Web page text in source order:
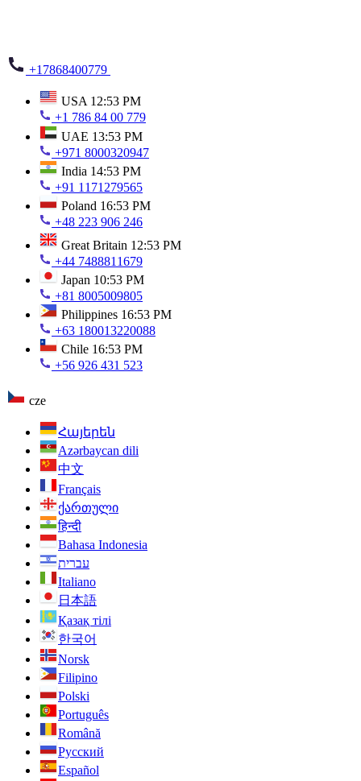
+17868400779
USA 12:53 PM
+1 786 84 00 779
UAE 13:53 PM
+971 8000320947
India 14:53 PM
+91 1171279565
Poland 16:53 PM
+48 223 906 246
Great Britain 12:53 PM
+44 7488811679
Japan 10:53 PM
+81 8005009805
Philippines 16:53 PM
+63 180013220088
Chile 16:53 PM
+56 926 431 523
cze
Հայերեն
Azərbaycan dili
中文
Français
ქართული
हिन्दी
Bahasa Indonesia
עברית
Italiano
日本語
Қазақ тілі
한국어
Norsk
Filipino
Polski
Português
Română
Русский
Español